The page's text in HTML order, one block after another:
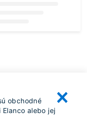
obchodné
alebo jej